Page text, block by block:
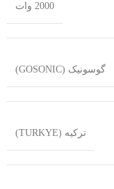
2000 وات
گوسونیک (GOSONIC)
ترکیه (TURKYE)